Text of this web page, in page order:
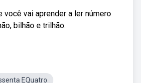
você vai aprender a ler número
bilhão e trilhão.
EQuatro